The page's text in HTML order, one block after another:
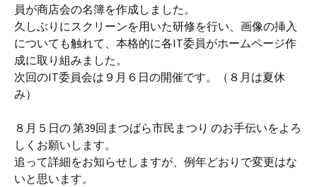
員が商店会の名簿を作成しました。
久しぶりにスクリーンを用いた研修を行い、画像の挿入
についても触れて、本格的に各IT委員がホームページ作
成に取り組みました。
次回のIT委員会は９月６日の開催です。（８月は夏休
み）
８月５日の 第39回まつばら市民まつり のお手伝いをよろ
しくお願いします。
追って詳細をお知らせしますが、例年どおりで変更はな
いと思います。